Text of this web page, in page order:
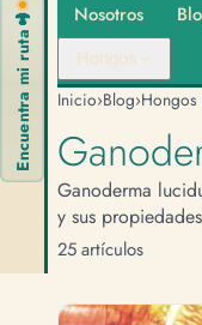
🍄
Encuentra mi ruta
Nosotros
Hongos
Inicio›Blog›
Ganoderma
y sus
25 artículos